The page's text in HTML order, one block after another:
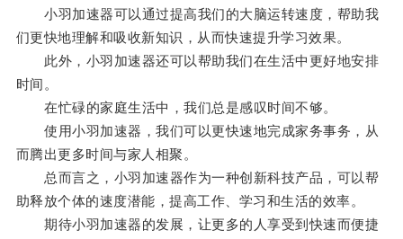
小羽加速器可以通过提高我们的大脑运转速度，帮助我
们更快地理解和吸收新知识，从而快速提升学习效果。
此外，小羽加速器还可以帮助我们在生活中更好地安排
时间。
在忙碌的家庭生活中，我们总是感叹时间不够。
使用小羽加速器，我们可以更快速地完成家务事务，从
而腾出更多时间与家人相聚。
总而言之，小羽加速器作为一种创新科技产品，可以帮
助释放个体的速度潜能，提高工作、学习和生活的效率。
期待小羽加速器的发展，让更多的人享受到快速而便捷